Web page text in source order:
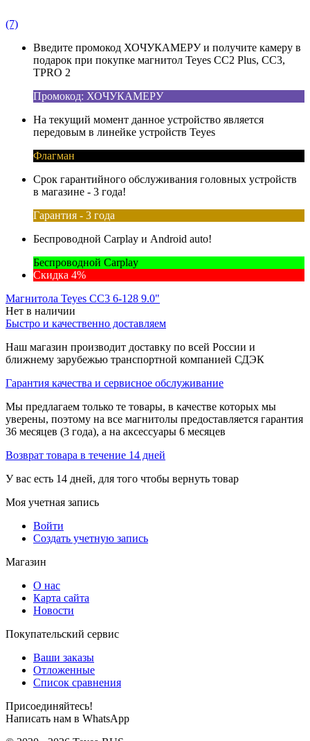
(7)
Введите промокод ХОЧУКАМЕРУ и получите камеру в
подарок при покупке магнитол Teyes CC2 Plus, CC3,
TPRO 2
Промокод: ХОЧУКАМЕРУ
На текущий момент данное устройство является
передовым в линейке устройств Teyes
Флагман
Срок гарантийного обслуживания головных устройств
в магазине - 3 года!
Гарантия - 3 года
Беспроводной Carplay и Android auto!
Беспроводной Carplay
Скидка 4%
Магнитола Teyes CC3 6-128 9.0"
Нет в наличии
Быстро и качественно доставляем
Наш магазин производит доставку по всей России и
ближнему зарубежью транспортной компанией СДЭК
Гарантия качества и сервисное обслуживание
Мы предлагаем только те товары, в качестве которых мы
уверены, поэтому на все магнитолы предоставляется гарантия
36 месяцев (3 года), а на аксессуары 6 месяцев
Возврат товара в течение 14 дней
У вас есть 14 дней, для того чтобы вернуть товар
Моя учетная запись
Войти
Создать учетную запись
Магазин
О нас
Карта сайта
Новости
Покупательский сервис
Ваши заказы
Отложенные
Список сравнения
Присоединяйтесь!
Написать нам в WhatsApp